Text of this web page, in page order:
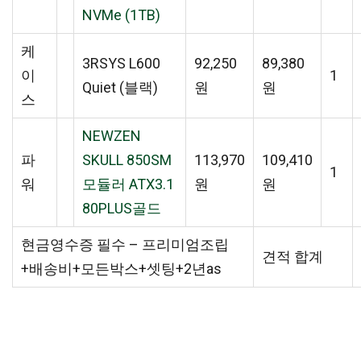
NVMe (1TB)
케
이
스
3RSYS L600
Quiet (블랙)
92,250
원
89,380
원
1
파
워
NEWZEN
SKULL 850SM
모듈러 ATX3.1
80PLUS골드
113,970
원
109,410
원
1
현금영수증 필수 – 프리미엄조립
+배송비+모든박스+셋팅+2년as
견적 합계